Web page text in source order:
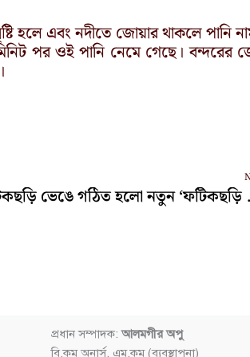
হলে এবং নদীতে জোয়ার থাকলে পানি
পর ওই পানি নেমে গেছে। বন্দরের
প্রধান সম্পাদক:আলমগীর অপু
বি.কম অনার্স, এম.কম (ব্যবস্থাপনা)